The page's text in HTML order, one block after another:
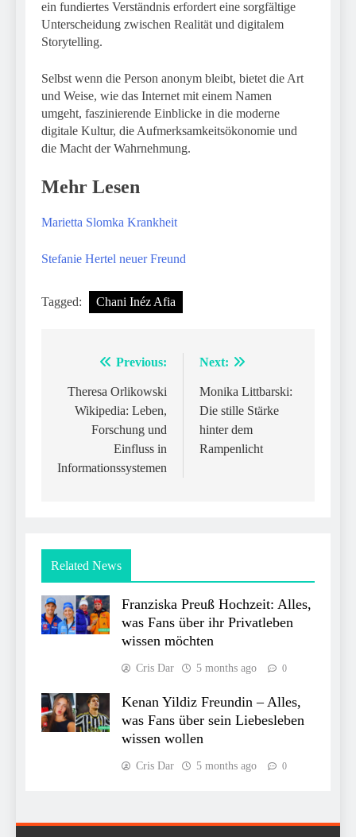
ein fundiertes Verständnis erfordert eine sorgfältige
Unterscheidung zwischen Realität und digitalem
Storytelling.
Selbst wenn die Person anonym bleibt, bietet die Art
und Weise, wie das Internet mit einem Namen
umgeht, faszinierende Einblicke in die moderne
digitale Kultur, die Aufmerksamkeitsökonomie und
die Macht der Wahrnehmung.
Mehr Lesen
Marietta Slomka Krankheit
Stefanie Hertel neuer Freund
Tagged: Chani Inéz Afia
navigation
Previous:
Theresa Orlikowski
Wikipedia: Leben,
Forschung und
Einfluss in
Informationssystemen
Next:
Monika Littbarski:
Die stille Stärke
hinter dem
Rampenlicht
Related News
Franziska Preuß Hochzeit: Alles,
was Fans über ihr Privatleben
wissen möchten
Cris Dar 5 months ago 0
Kenan Yildiz Freundin – Alles,
was Fans über sein Liebesleben
wissen wollen
Cris Dar 5 months ago 0